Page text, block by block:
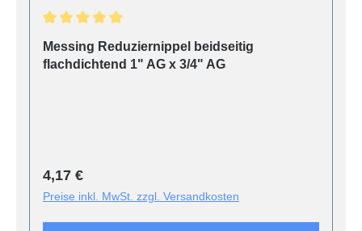
Messing Reduziernippel beidseitig
flachdichtend 1" AG x 3/4" AG
Regulärer Preis:
4,17 €
Preise inkl. MwSt. zzgl. Versandkosten